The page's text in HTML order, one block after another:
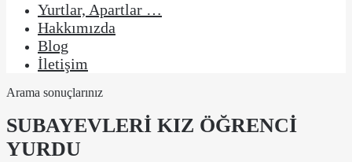
Yurtlar, Apartlar …
Hakkımızda
Blog
İletişim
Arama sonuçlarınız
SUBAYEVLERİ KIZ ÖĞRENCİ
YURDU